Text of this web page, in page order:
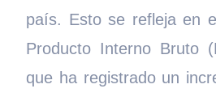
país. Esto se refleja en
Producto Interno Bruto
que ha registrado un